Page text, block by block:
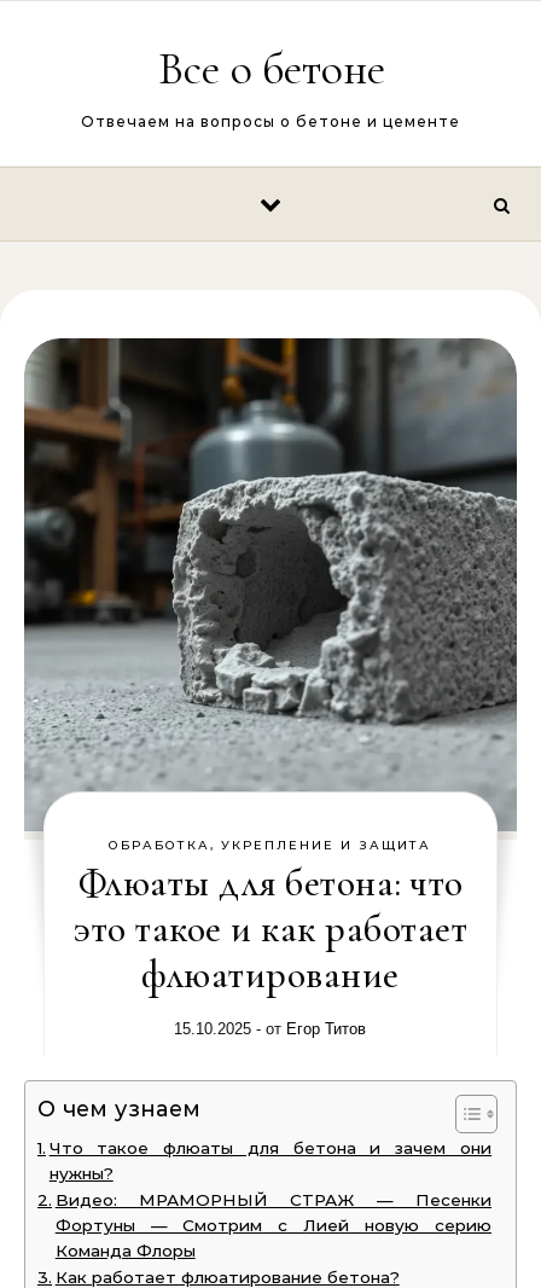
Все о бетоне
Отвечаем на вопросы о бетоне и цементе
ОБРАБОТКА, УКРЕПЛЕНИЕ И ЗАЩИТА
Флюаты для бетона: что
это такое и как работает
флюатирование
15.10.2025 - от Егор Титов
О чем узнаем
Что такое флюаты для бетона и зачем они
нужны?
Видео: МРАМОРНЫЙ СТРАЖ — Песенки
Фортуны — Смотрим с Лией новую серию
Команда Флоры
Как работает флюатирование бетона?